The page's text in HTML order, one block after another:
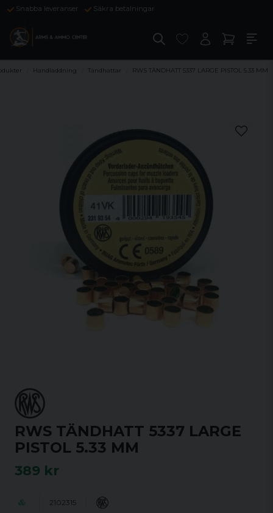
Snabba leveranser Säkra betalningar
Handladdning Tändhattar RWS TÄNDHATT 5337 LARGE PISTOL 5.33 MM
RWS TÄNDHATT 5337 LARGE
PISTOL 5.33 MM
389 kr
2102315